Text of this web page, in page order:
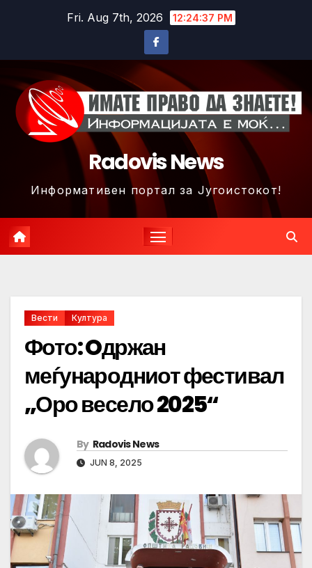
Fri. Aug 7th, 2026 12:24:40 PM
Radovis News
Информативен портал за Југоистокот!
Вести Култура
Фото: Oдржан
меѓународниот фестивал
„Оро весело 2025“
By Radovis News
JUN 8, 2025